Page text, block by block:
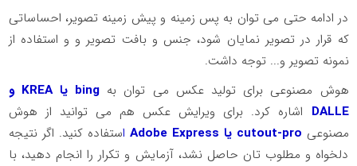
در ادامه حتی می توان به پس زمینه و پیش زمینه تصویر، احساساتی
که قرار در تصویر نمایان شود، جنس و بافت تصویر و و استفاده از
نمونه تصویر و... توجه داشت.
هوش مصنوعی برای تولید عکس می توان به bing یاKREA و
DALLE اشاره کرد. برای ویرایش عکس هم می توانید از هوش
مصنوعی cutout-pro یا Adobe Express استفاده کنید. اگر نتیجه
دلخواه و مطلوب تان حاصل نشد، آزمایش و تکرار را انجام دهید، با